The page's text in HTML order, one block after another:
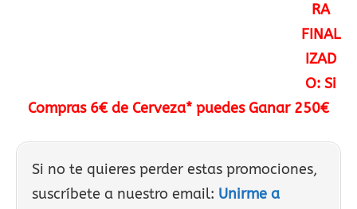
RA
FINAL
IZAD
O: Si
Compras 6€ de Cerveza* puedes Ganar 250€
Si no te quieres perder estas promociones,
suscríbete a nuestro email: Unirme a